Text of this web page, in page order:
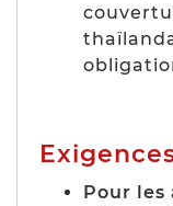
Pour les